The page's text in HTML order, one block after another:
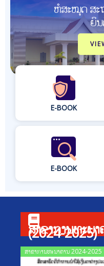
ຫໍສະໝຸດ ສະ
ຍິ
E-BOOK
E-BOOK
ສາຂາການທະນາ
(2024-2025)
ສາຂາການທະນາຄານ 2024-2025
Posted
on